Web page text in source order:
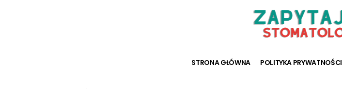
STRONA GŁÓWNA POLITYKA PRYWATNOŚCI